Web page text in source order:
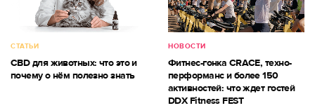
СТАТЬИ
CBD для животных: что это и
почему о нём полезно знать
НОВОСТИ
Фитнес-гонка CRACE, техно-
перформанс и более 150
активностей: что ждет гостей
DDX Fitness FEST